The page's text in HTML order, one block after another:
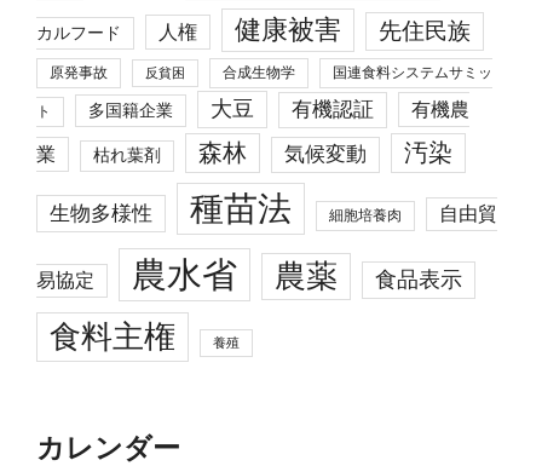
カルフード 人権 健康被害 先住民族
原発事故 反貧困 合成生物学 国連食料システムサミッ
ト 多国籍企業 大豆 有機認証 有機農
業 枯れ葉剤 森林 気候変動 汚染
生物多様性 種苗法 細胞培養肉 自由貿
易協定 農水省 農薬 食品表示
食料主権 養殖
カレンダー